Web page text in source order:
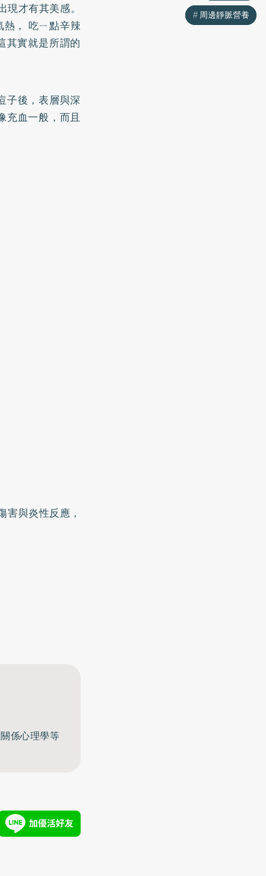
才有其美感。
， 吃ㄧ點辛辣
其實就是所謂的
子後，表層與深
充血一般，而且
與炎性反應，
係心理學等
周邊靜脈營養
周邊靜脈營養